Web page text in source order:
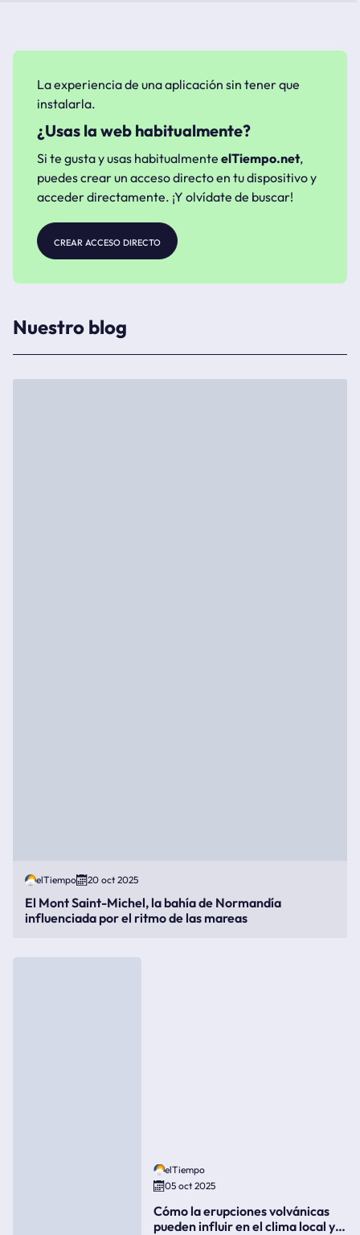
La experiencia de una aplicación sin tener que
instalarla.
¿Usas la web habitualmente?
Si te gusta y usas habitualmente elTiempo.net,
puedes crear un acceso directo en tu dispositivo y
acceder directamente. ¡Y olvídate de buscar!
crear acceso directo
Nuestro blog
elTiempo 20 oct 2025
El Mont Saint-Michel, la bahía de Normandía
influenciada por el ritmo de las mareas
elTiempo
05 oct 2025
Cómo la erupciones volvánicas
pueden influir en el clima local y